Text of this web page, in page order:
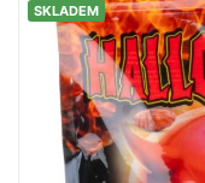
SKLADEM